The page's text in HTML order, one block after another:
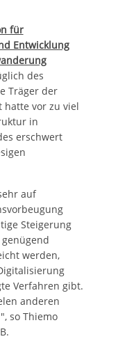
für
Entwicklung
des
Träger der
hatte vor zu viel
in
erschwert
auf
Steigerung
werden,
Verfahren gibt.
anderen
so Thiemo